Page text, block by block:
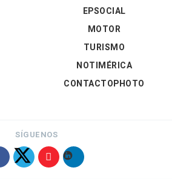
EPSOCIAL
MOTOR
TURISMO
NOTIMÉRICA
CONTACTOPHOTO
SÍGUENOS